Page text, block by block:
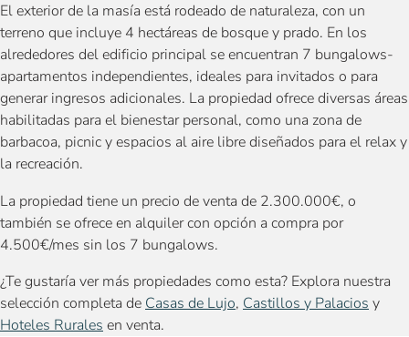
El exterior de la masía está rodeado de naturaleza, con un
terreno que incluye 4 hectáreas de bosque y prado. En los
alrededores del edificio principal se encuentran 7 bungalows-
apartamentos independientes, ideales para invitados o para
generar ingresos adicionales. La propiedad ofrece diversas áreas
habilitadas para el bienestar personal, como una zona de
barbacoa, picnic y espacios al aire libre diseñados para el relax y
la recreación.
La propiedad tiene un precio de venta de 2.300.000€, o
también se ofrece en alquiler con opción a compra por
4.500€/mes sin los 7 bungalows.
¿Te gustaría ver más propiedades como esta? Explora nuestra
selección completa de Casas de Lujo, Castillos y Palacios y
Hoteles Rurales en venta.